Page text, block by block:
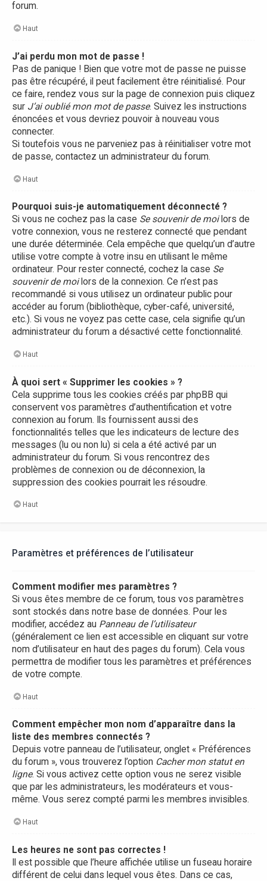
forum.
Haut
J’ai perdu mon mot de passe !
Pas de panique ! Bien que votre mot de passe ne puisse
pas être récupéré, il peut facilement être réinitialisé. Pour
ce faire, rendez vous sur la page de connexion puis cliquez
sur J’ai oublié mon mot de passe. Suivez les instructions
énoncées et vous devriez pouvoir à nouveau vous
connecter.
Si toutefois vous ne parveniez pas à réinitialiser votre mot
de passe, contactez un administrateur du forum.
Haut
Pourquoi suis-je automatiquement déconnecté ?
Si vous ne cochez pas la case Se souvenir de moilors de
votre connexion, vous ne resterez connecté que pendant
une durée déterminée. Cela empêche que quelqu’un d’autre
utilise votre compte à votre insu en utilisant le même
ordinateur. Pour rester connecté, cochez la case Se
souvenir de moilors de la connexion. Ce n’est pas
recommandé si vous utilisez un ordinateur public pour
accéder au forum (bibliothèque, cyber-café, université,
etc.). Si vous ne voyez pas cette case, cela signifie qu’un
administrateur du forum a désactivé cette fonctionnalité.
Haut
À quoi sert « Supprimer les cookies » ?
Cela supprime tous les cookies créés par phpBB qui
conservent vos paramètres d’authentification et votre
connexion au forum. Ils fournissent aussi des
fonctionnalités telles que les indicateurs de lecture des
messages (lu ou non lu) si cela a été activé par un
administrateur du forum. Si vous rencontrez des
problèmes de connexion ou de déconnexion, la
suppression des cookies pourrait les résoudre.
Haut
Paramètres et préférences de l’utilisateur
Comment modifier mes paramètres ?
Si vous êtes membre de ce forum, tous vos paramètres
sont stockés dans notre base de données. Pour les
modifier, accédez au Panneau de l’utilisateur
(généralement ce lien est accessible en cliquant sur votre
nom d’utilisateur en haut des pages du forum). Cela vous
permettra de modifier tous les paramètres et préférences
de votre compte.
Haut
Comment empêcher mon nom d’apparaître dans la
liste des membres connectés ?
Depuis votre panneau de l’utilisateur, onglet « Préférences
du forum », vous trouverez l’option Cacher mon statut en
ligne. Si vous activez cette option vous ne serez visible
que par les administrateurs, les modérateurs et vous-
même. Vous serez compté parmi les membres invisibles.
Haut
Les heures ne sont pas correctes !
Il est possible que l’heure affichée utilise un fuseau horaire
différent de celui dans lequel vous êtes. Dans ce cas,